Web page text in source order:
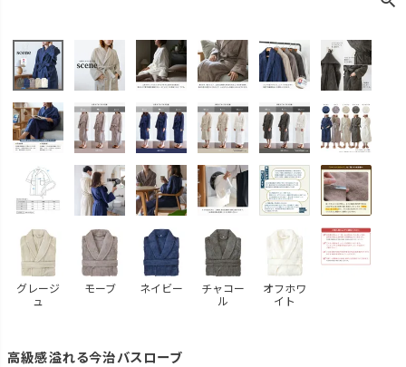
グレージ
ュ
モーブ ネイビー
チャコー
ル
オフホワ
イト
高級感溢れる今治バスローブ